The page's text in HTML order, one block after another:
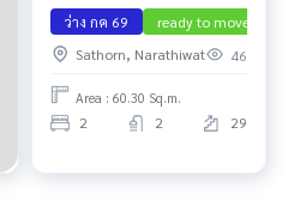
นราธิวาส🔴2208/175🟢🟡
ว่าง กค 69
ready to move in
Sathorn, Narathiwat
46
Area : 60.30 Sq.m.
2 2 29